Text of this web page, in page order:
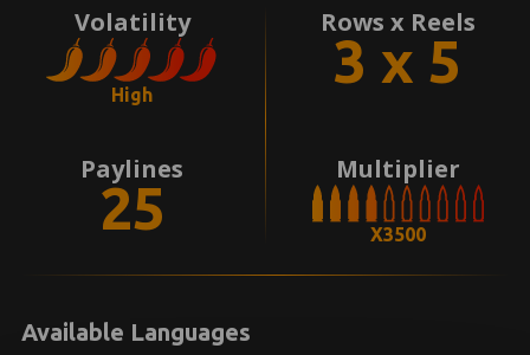
Volatility
High
Rows x Reels
3 x 5
Paylines
25
Multiplier
X3500
Available Languages